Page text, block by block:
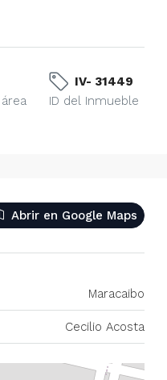
IV- 31449
ID del Inmueble
Abrir en Google Maps
Maracaibo
Cecilio Acosta
En Prados Del Este
Planta y tanque